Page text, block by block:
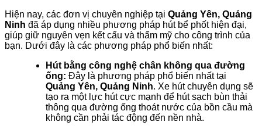
Hiện nay, các đơn vị chuyên nghiệp tại Quảng Yên, Quảng
Ninh đã áp dụng nhiều phương pháp hút bể phốt hiện đại,
giúp giữ nguyên vẹn kết cấu và thẩm mỹ cho công trình của
bạn. Dưới đây là các phương pháp phổ biến nhất:
Hút bằng công nghệ chân không qua đường
ống: Đây là phương pháp phổ biến nhất tại
Quảng Yên, Quảng Ninh. Xe hút chuyên dụng sẽ
tạo ra một lực hút cực mạnh để hút sạch bùn thải
thông qua đường ống thoát nước của bồn cầu mà
không cần phải tác động đến nền nhà.